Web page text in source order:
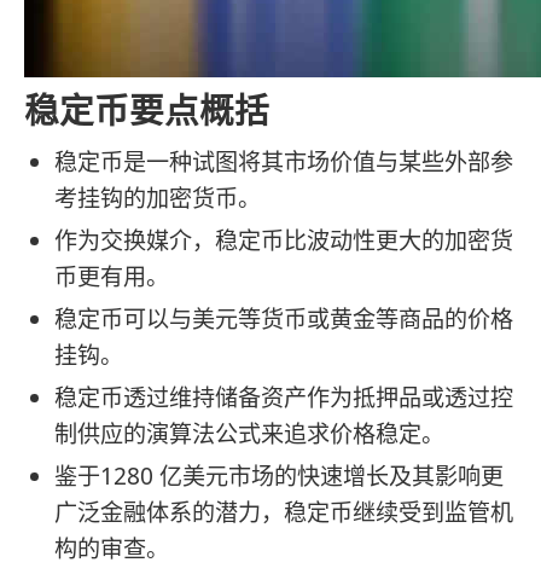
稳定币要点概括
稳定币是一种试图将其市场价值与某些外部参
考挂钩的加密货币。
作为交换媒介，稳定币比波动性更大的加密货
币更有用。
稳定币可以与美元等货币或黄金等商品的价格
挂钩。
稳定币透过维持储备资产作为抵押品或透过控
制供应的演算法公式来追求价格稳定。
鉴于1280 亿美元市场的快速增长及其影响更
广泛金融体系的潜力，稳定币继续受到监管机
构的审查。